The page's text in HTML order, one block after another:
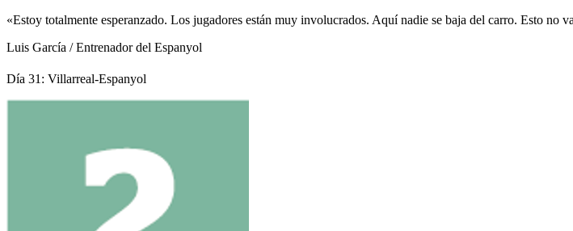
«Estoy totalmente esperanzado. Los jugadores están muy involucrados. Aquí nadie se baja del carro. Esto no
Luis García / Entrenador del Espanyol
Día 31: Villarreal-Espanyol